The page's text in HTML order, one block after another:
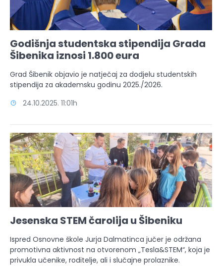
Godišnja studentska stipendija Grada
Šibenika iznosi 1.800 eura
Grad Šibenik objavio je natječaj za dodjelu studentskih
stipendija za akademsku godinu 2025./2026.
24.10.2025. 11:01h
Jesenska STEM čarolija u Šibeniku
Ispred Osnovne škole Jurja Dalmatinca jučer je održana
promotivna aktivnost na otvorenom „Tesla&STEM“, koja je
privukla učenike, roditelje, ali i slučajne prolaznike.